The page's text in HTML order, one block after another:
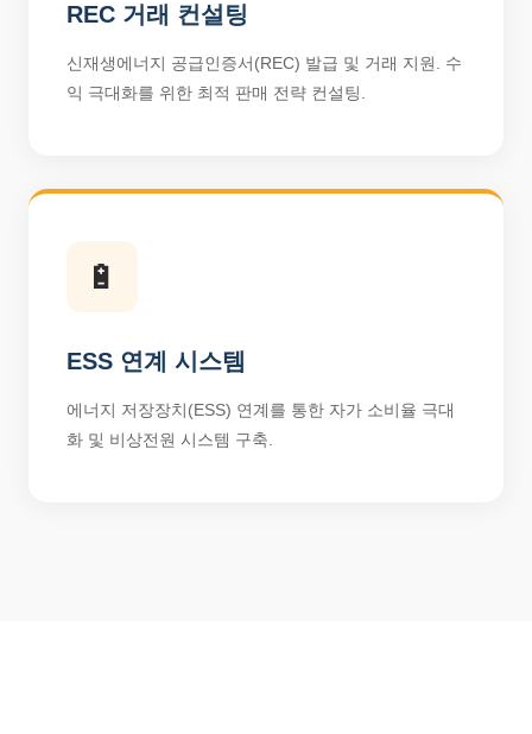
REC 거래 컨설팅
신재생에너지 공급인증서(REC) 발급 및 거래 지원. 수
익 극대화를 위한 최적 판매 전략 컨설팅.
🔋
ESS 연계 시스템
에너지 저장장치(ESS) 연계를 통한 자가 소비율 극대
화 및 비상전원 시스템 구축.